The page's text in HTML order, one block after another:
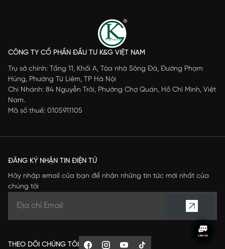
CÔNG TY CỔ PHẦN ĐẦU TƯ K&G VIỆT NAM
Trụ sở chính: Tầng 11, Khối A, Tòa nhà Sông Đà, Đường Phạm
Hùng, Phường Từ Liêm, TP Hà Nội
Chi Nhánh: 84 Nguyễn Trãi, Phường Chợ Quán, Hồ Chí Minh, Việt
Nam.
Mã số thuế: 0105911105
ĐĂNG KÝ NHẬN TIN ĐIỆN TỬ
Hãy nhập email của bạn để nhận những tin tức mới nhất của
chúng tôi
THEO DÕI CHÚNG TÔI